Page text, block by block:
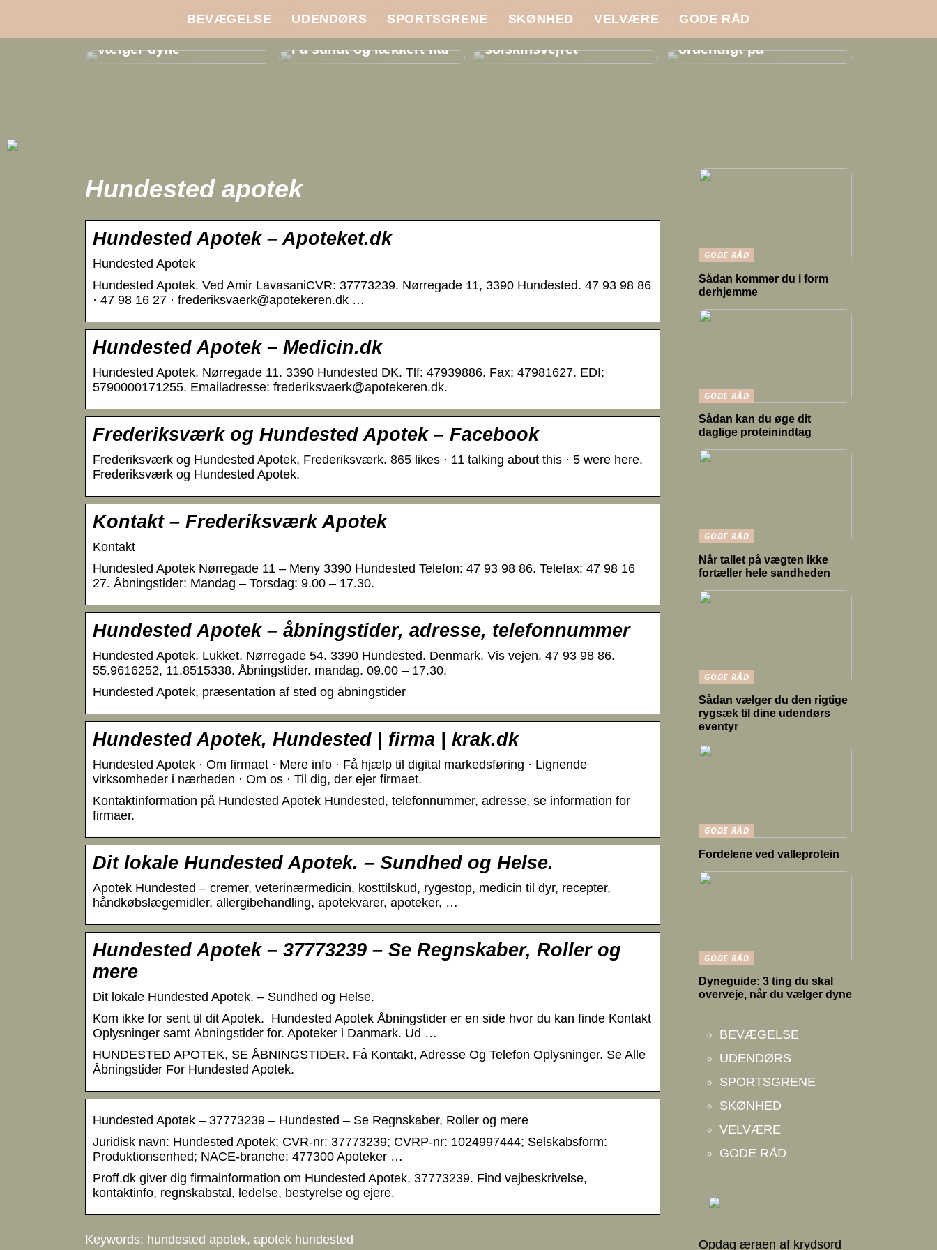
BEVÆGELSE UDENDØRS SPORTSGRENE SKØNHED VELVÆRE GODE RÅD
Dyneguide: 3 ting du
skal overveje, når du
vælger dyne
Få sundt og lækkert hår
Pas godt på din hud i
solskinsvejret
Sådan klæder du dig
ordentligt på
Hundested apotek
Hundested Apotek – Apoteket.dk
Hundested Apotek
Hundested Apotek. Ved Amir LavasaniCVR: 37773239. Nørregade 11, 3390 Hundested. 47 93 98 86
· 47 98 16 27 · frederiksvaerk@apotekeren.dk …
Hundested Apotek – Medicin.dk
Hundested Apotek. Nørregade 11. 3390 Hundested DK. Tlf: 47939886. Fax: 47981627. EDI:
5790000171255. Emailadresse: frederiksvaerk@apotekeren.dk.
Frederiksværk og Hundested Apotek – Facebook
Frederiksværk og Hundested Apotek, Frederiksværk. 865 likes · 11 talking about this · 5 were here.
Frederiksværk og Hundested Apotek.
Kontakt – Frederiksværk Apotek
Kontakt
Hundested Apotek Nørregade 11 – Meny 3390 Hundested Telefon: 47 93 98 86. Telefax: 47 98 16
27. Åbningstider: Mandag – Torsdag: 9.00 – 17.30.
Hundested Apotek – åbningstider, adresse, telefonnummer
Hundested Apotek. Lukket. Nørregade 54. 3390 Hundested. Denmark. Vis vejen. 47 93 98 86.
55.9616252, 11.8515338. Åbningstider. mandag. 09.00 – 17.30.
Hundested Apotek, præsentation af sted og åbningstider
Hundested Apotek, Hundested | firma | krak.dk
Hundested Apotek · Om firmaet · Mere info · Få hjælp til digital markedsføring · Lignende
virksomheder i nærheden · Om os · Til dig, der ejer firmaet.
Kontaktinformation på Hundested Apotek Hundested, telefonnummer, adresse, se information for
firmaer.
Dit lokale Hundested Apotek. – Sundhed og Helse.
Apotek Hundested – cremer, veterinærmedicin, kosttilskud, rygestop, medicin til dyr, recepter,
håndkøbslægemidler, allergibehandling, apotekvarer, apoteker, …
Hundested Apotek – 37773239 – Se Regnskaber, Roller og
mere
Dit lokale Hundested Apotek. – Sundhed og Helse.
Kom ikke for sent til dit Apotek. ​ Hundested Apotek Åbningstider er en side hvor du kan finde Kontakt
Oplysninger samt Åbningstider for. Apoteker i Danmark. Ud …
HUNDESTED APOTEK, SE ÅBNINGSTIDER. Få Kontakt, Adresse Og Telefon Oplysninger. Se Alle
Åbningstider For Hundested Apotek.
Hundested Apotek – 37773239 – Hundested – Se Regnskaber, Roller og mere
Juridisk navn: Hundested Apotek; CVR-nr: 37773239; CVRP-nr: 1024997444; Selskabsform:
Produktionsenhed; NACE-branche: 477300 Apoteker …
Proff.dk giver dig firmainformation om Hundested Apotek, 37773239. Find vejbeskrivelse,
kontaktinfo, regnskabstal, ledelse, bestyrelse og ejere.
Keywords: hundested apotek, apotek hundested
GODE RÅD
Sådan kommer du i form
derhjemme
GODE RÅD
Sådan kan du øge dit
daglige proteinindtag
GODE RÅD
Når tallet på vægten ikke
fortæller hele sandheden
GODE RÅD
Sådan vælger du den rigtige
rygsæk til dine udendørs
eventyr
GODE RÅD
Fordelene ved valleprotein
GODE RÅD
Dyneguide: 3 ting du skal
overveje, når du vælger dyne
BEVÆGELSE
UDENDØRS
SPORTSGRENE
SKØNHED
VELVÆRE
GODE RÅD
Opdag æraen af krydsord